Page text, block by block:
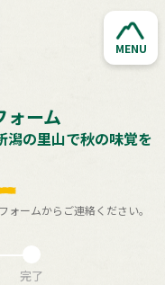
MENU
ォーム
潟の里山で秋の味覚を
ォームからご連絡ください。
完了